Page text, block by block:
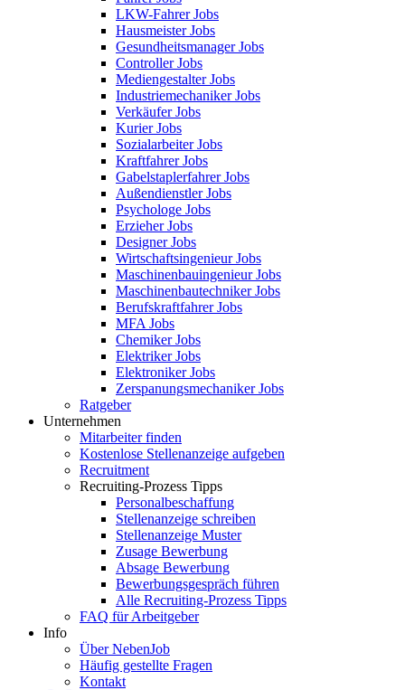
LKW-Fahrer Jobs
Hausmeister Jobs
Gesundheitsmanager Jobs
Controller Jobs
Mediengestalter Jobs
Industriemechaniker Jobs
Verkäufer Jobs
Kurier Jobs
Sozialarbeiter Jobs
Kraftfahrer Jobs
Gabelstaplerfahrer Jobs
Außendienstler Jobs
Psychologe Jobs
Erzieher Jobs
Designer Jobs
Wirtschaftsingenieur Jobs
Maschinenbauingenieur Jobs
Maschinenbautechniker Jobs
Berufskraftfahrer Jobs
MFA Jobs
Chemiker Jobs
Elektriker Jobs
Elektroniker Jobs
Zerspanungsmechaniker Jobs
Ratgeber
Unternehmen
Mitarbeiter finden
Kostenlose Stellenanzeige aufgeben
Recruitment
Recruiting-Prozess Tipps
Personalbeschaffung
Stellenanzeige schreiben
Stellenanzeige Muster
Zusage Bewerbung
Absage Bewerbung
Bewerbungsgespräch führen
Alle Recruiting-Prozess Tipps
FAQ für Arbeitgeber
Info
Über NebenJob
Häufig gestellte Fragen
Kontakt